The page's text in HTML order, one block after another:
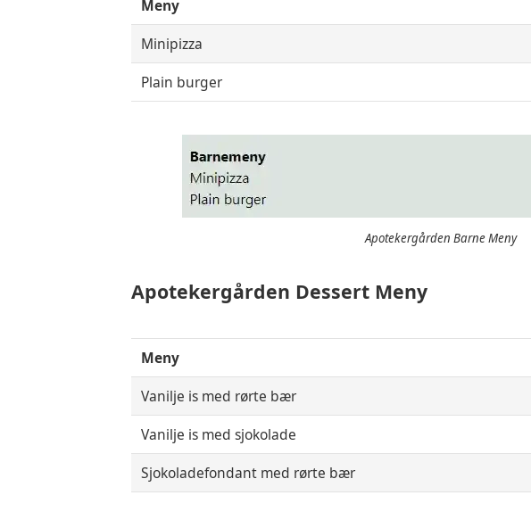
Meny
Minipizza
Plain burger
Apotekergården Barne Meny
Apotekergården Dessert Meny
Meny
Vanilje is med rørte bær
Vanilje is med sjokolade
Sjokoladefondant med rørte bær